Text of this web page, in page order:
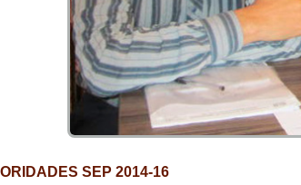
SEP 2014-16